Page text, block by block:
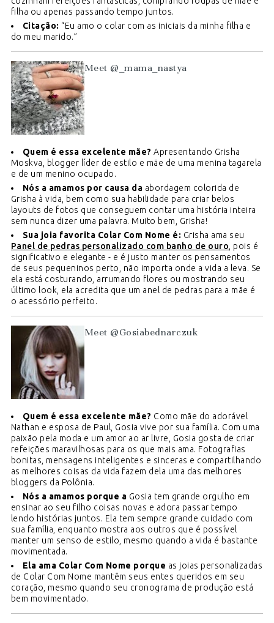
filha ou apenas passando tempo juntos.
Citação: “Eu amo o colar com as iniciais da minha filha e
do meu marido.”
Meet @_mama_nastya
Quem é essa excelente mãe? Apresentando Grisha
Moskva, blogger líder de estilo e mãe de uma menina tagarela
e de um menino ocupado.
Nós a amamos por causa da abordagem colorida de
Grisha à vida, bem como sua habilidade para criar belos
layouts de fotos que conseguem contar uma história inteira
sem nunca dizer uma palavra. Muito bem, Grisha!
Sua joia favorita Colar Com Nome é: Grisha ama seu
Panel de pedras personalizado com banho de ouro, pois é
significativo e elegante - e é justo manter os pensamentos
de seus pequeninos perto, não importa onde a vida a leva. Se
ela está costurando, arrumando flores ou mostrando seu
último look, ela acredita que um anel de pedras para a mãe é
o acessório perfeito.
Meet @Gosiabednarczuk
Quem é essa excelente mãe? Como mãe do adorável
Nathan e esposa de Paul, Gosia vive por sua família. Com uma
paixão pela moda e um amor ao ar livre, Gosia gosta de criar
refeições maravilhosas para os que mais ama. Fotografias
bonitas, mensagens inteligentes e sinceras e compartilhando
as melhores coisas da vida fazem dela uma das melhores
bloggers da Polônia.
Nós a amamos porque a Gosia tem grande orgulho em
ensinar ao seu filho coisas novas e adora passar tempo
lendo histórias juntos. Ela tem sempre grande cuidado com
sua família, enquanto mostra aos outros que é possível
manter um senso de estilo, mesmo quando a vida é bastante
movimentada.
Ela ama Colar Com Nome porque as joias personalizadas
de Colar Com Nome mantêm seus entes queridos em seu
coração, mesmo quando seu cronograma de produção está
bem movimentado.